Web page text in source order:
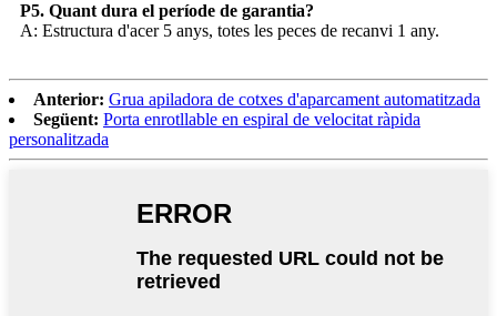
P5. Quant dura el període de garantia?
A: Estructura d'acer 5 anys, totes les peces de recanvi 1 any.
Anterior: Grua apiladora de cotxes d'aparcament automatitzada
Següent: Porta enrotllable en espiral de velocitat ràpida
personalitzada